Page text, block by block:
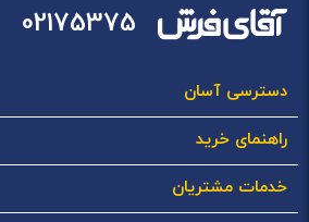
02175375
دسترسی آسان
راهنمای خرید
خدمات مشتریان